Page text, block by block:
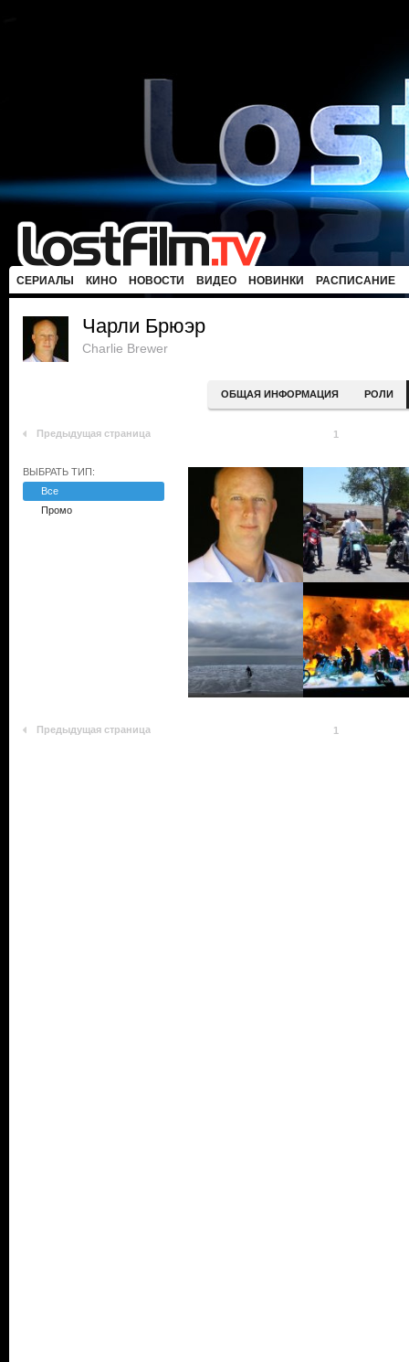
СЕРИАЛЫ КИНО НОВОСТИ ВИДЕО НОВИНКИ РАСПИСАНИЕ
Чарли Брюэр
Charlie Brewer
ОБЩАЯ ИНФОРМАЦИЯ РОЛИ
Предыдущая страница 1
ВЫБРАТЬ ТИП:
Все
Промо
Предыдущая страница 1